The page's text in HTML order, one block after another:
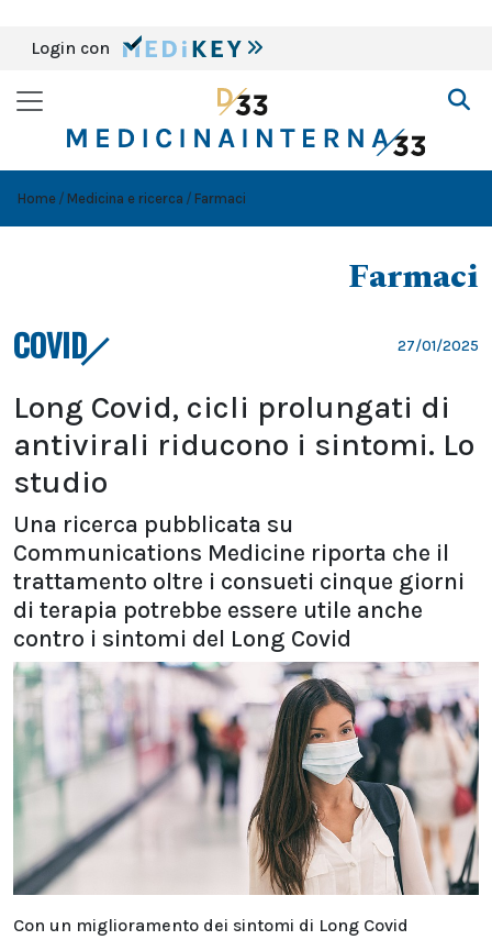
Login con
Home Medicina e ricerca Farmaci
Farmaci
COVID 27/01/2025
Long Covid, cicli prolungati di
antivirali riducono i sintomi. Lo
studio
Una ricerca pubblicata su
Communications Medicine riporta che il
trattamento oltre i consueti cinque giorni
di terapia potrebbe essere utile anche
contro i sintomi del Long Covid
Con un miglioramento dei sintomi di Long Covid